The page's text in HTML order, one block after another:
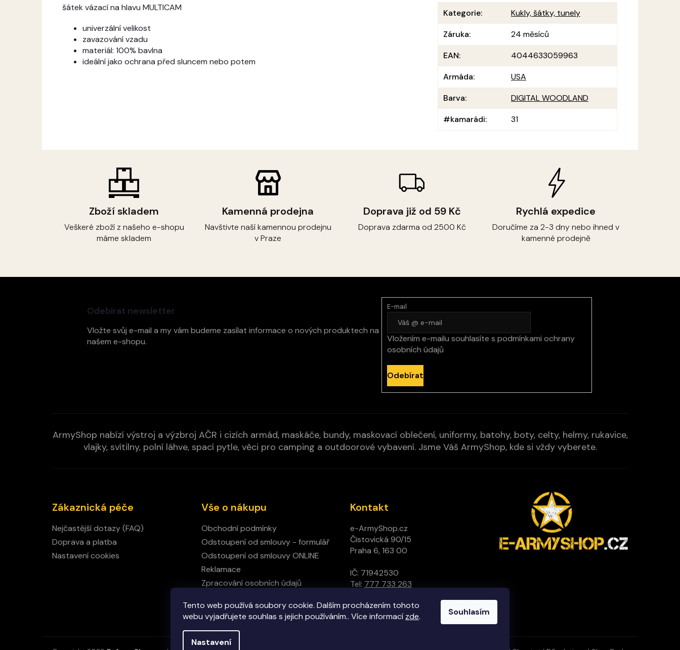
Tento web používá soubory cookie. Dalším procházením tohoto
webu vyjadřujete souhlas s jejich používáním.. Více informací zde.
Nastavení
Souhlasím
Zboží skladem
Veškeré zboží z našeho e-shopu
máme skladem
Kamenná prodejna
Navštivte naší kamennou prodejnu
v Praze
Doprava již od 59 Kč
Doprava zdarma od 2500 Kč
Rychlá expedice
Doručíme za 2-3 dny nebo ihned v
kamenné prodejně
šátek vázací na hlavu MULTICAM
univerzální velikost
zavazování vzadu
materiál: 100% bavlna
ideální jako ochrana před sluncem nebo potem
Kategorie:
Kukly, šátky, tunely
Záruka:
24 měsíců
EAN:
4044633059963
Armáda:
USA
Barva:
DIGITAL WOODLAND
#kamarádi: 31
Odebírat newsletter
Vložte svůj e-mail a my vám budeme zasílat informace o nových produktech na
našem e-shopu.
E-mail
Vložením e-mailu souhlasíte s podmínkami ochrany
osobních údajů
Odebírat
ArmyShop nabízí výstroj a výzbroj AČR i cizích armád, maskáče, bundy, maskovací oblečení, uniformy, batohy, boty, celty, helmy, rukavice,
vlajky, svítilny, polní láhve, spací pytle, věci pro camping a outdoorové vybavení. Jsme Váš ArmyShop, kde si vždy vyberete.
Zákaznická péče
Nejčastější dotazy (FAQ)
Doprava a platba
Nastavení cookies
Vše o nákupu
Obchodní podmínky
Odstoupení od smlouvy - formulář
Odstoupení od smlouvy ONLINE
Reklamace
Zpracování osobních údajů
Kontakt
Kontakt
e-ArmyShop.cz
Čistovická 90/15
Praha 6, 163 00
IČ: 71942530
Tel: 777 733 263